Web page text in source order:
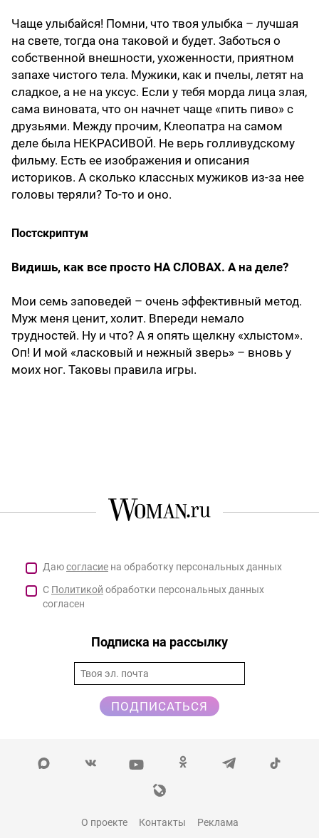
Чаще улыбайся! Помни, что твоя улыбка – лучшая
на свете, тогда она таковой и будет. Заботься о
собственной внешности, ухоженности, приятном
запахе чистого тела. Мужики, как и пчелы, летят на
сладкое, а не на уксус. Если у тебя морда лица злая,
сама виновата, что он начнет чаще «пить пиво» с
друзьями. Между прочим, Клеопатра на самом
деле была НЕКРАСИВОЙ. Не верь голливудскому
фильму. Есть ее изображения и описания
историков. А сколько классных мужиков из-за нее
головы теряли? То-то и оно.
Постскриптум
Видишь, как все просто НА СЛОВАХ. А на деле?
Мои семь заповедей – очень эффективный метод.
Муж меня ценит, холит. Впереди немало
трудностей. Ну и что? А я опять щелкну «хлыстом».
Оп! И мой «ласковый и нежный зверь» – вновь у
моих ног. Таковы правила игры.
Даюсогласие на обработку персональных данных
С Политикой обработки персональных данных
согласен
Подписка на рассылку
ПОДПИСАТЬСЯ
О проекте Контакты Реклама